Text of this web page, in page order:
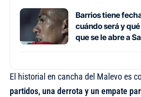
Barrios tiene
cuándo será y
que se le abre a
El historial en cancha del Malevo es
partidos, una derrota y un empate